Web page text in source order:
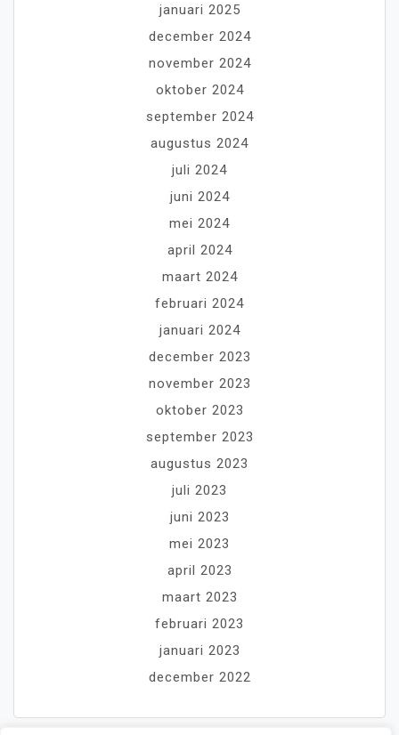
januari 2025
december 2024
november 2024
oktober 2024
september 2024
augustus 2024
juli 2024
juni 2024
mei 2024
april 2024
maart 2024
februari 2024
januari 2024
december 2023
november 2023
oktober 2023
september 2023
augustus 2023
juli 2023
juni 2023
mei 2023
april 2023
maart 2023
februari 2023
januari 2023
december 2022